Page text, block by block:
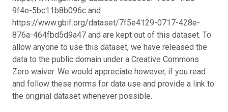
9f4e-5bc11b8b096c and
https://www.gbif.org/dataset/7f5e4129-0717-428e-
876a-464fbd5d9a47 and are kept out of this dataset. To
allow anyone to use this dataset, we have released the
data to the public domain under a Creative Commons
Zero waiver. We would appreciate however, if you read
and follow these norms for data use and provide a link to
the original dataset whenever possible.